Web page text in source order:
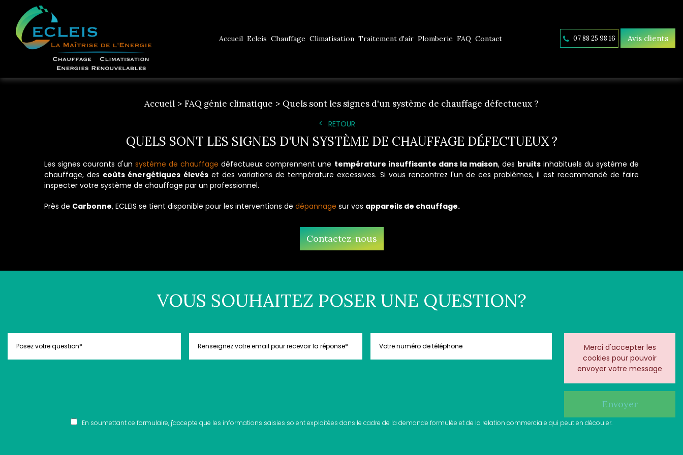
Accueil Ecleis Chauffage Climatisation Traitement d'air Plomberie FAQ Contact 07 88 25 98 16 Avis clients
Accueil FAQ génie climatique Quels sont les signes d'un système de chauffage défectueux ?
RETOUR
QUELS SONT LES SIGNES D'UN SYSTÈME DE CHAUFFAGE DÉFECTUEUX ?
Les signes courants d'unsystème de chauffage défectueux comprennent une température insuffisante dans la maison, des bruitsinhabituels du système de
chauffage, des coûts énergétiques élevéset des variations de température excessives. Si vous rencontrez l'un de ces problèmes, il est recommandé de faire
inspecter votre système de chauffage par un professionnel.
Près de Carbonne, ECLEIS se tient disponible pour les interventions de dépannage sur vos appareils de chauffage.
Contactez-nous
VOUS SOUHAITEZ POSER UNE QUESTION?
Merci d'accepter les
cookies pour pouvoir
envoyer votre message
En soumettant ce formulaire, j'accepte que les informations saisies soient exploitées dans le cadre de la demande formulée et de la relation commerciale qui peut en découler.